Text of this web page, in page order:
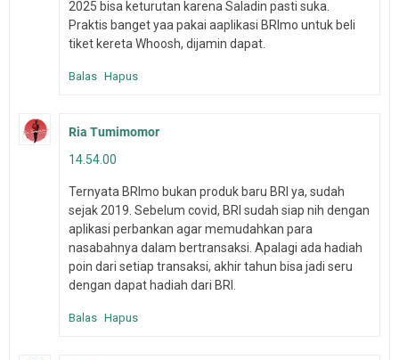
2025 bisa keturutan karena Saladin pasti suka.
Praktis banget yaa pakai aaplikasi BRImo untuk beli
tiket kereta Whoosh, dijamin dapat.
Balas Hapus
Ria Tumimomor
14.54.00
Ternyata BRImo bukan produk baru BRI ya, sudah
sejak 2019. Sebelum covid, BRI sudah siap nih dengan
aplikasi perbankan agar memudahkan para
nasabahnya dalam bertransaksi. Apalagi ada hadiah
poin dari setiap transaksi, akhir tahun bisa jadi seru
dengan dapat hadiah dari BRI.
Balas Hapus